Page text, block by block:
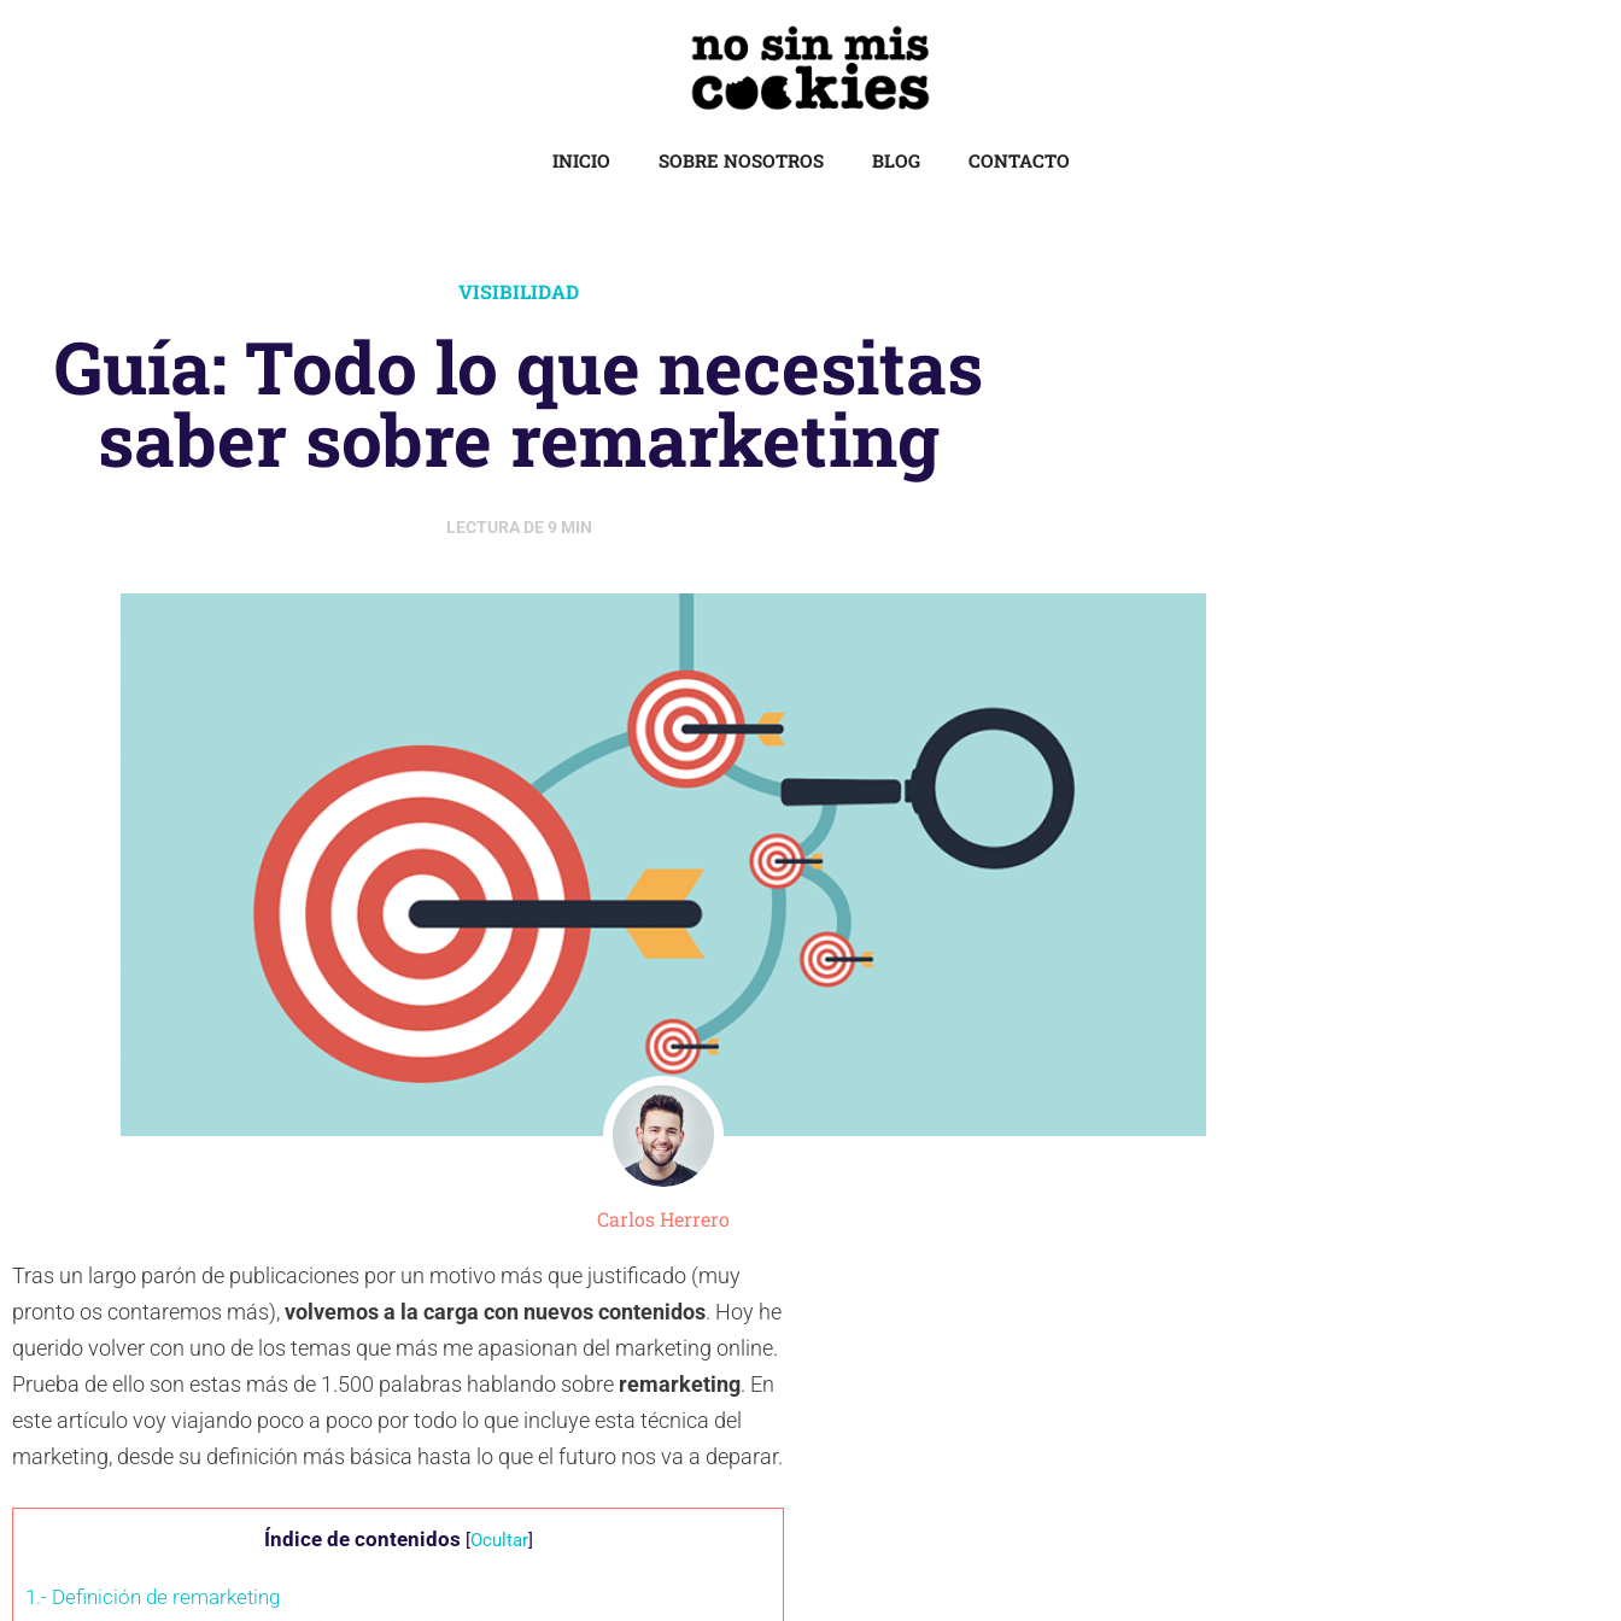
INICIO SOBRE NOSOTROS BLOG CONTACTO
VISIBILIDAD
Guía: Todo lo que necesitas
saber sobre remarketing
LECTURA DE 9 MIN
Carlos Herrero
Tras un largo parón de publicaciones por un motivo más que justificado (muy
pronto os contaremos más),volvemos a la carga con nuevos contenidos. Hoy he
querido volver con uno de los temas que más me apasionan del marketing online.
Prueba de ello son estas más de 1.500 palabras hablando sobre remarketing. En
este artículo voy viajando poco a poco por todo lo que incluye esta técnica del
marketing, desde su definición más básica hasta lo que el futuro nos va a deparar.
Índice de contenidos [Ocultar]
1.- Definición de remarketing